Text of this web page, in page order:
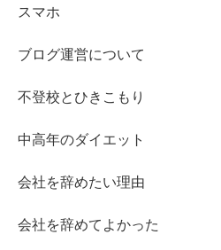
スマホ
ブログ運営について
不登校とひきこもり
中高年のダイエット
会社を辞めたい理由
会社を辞めてよかった